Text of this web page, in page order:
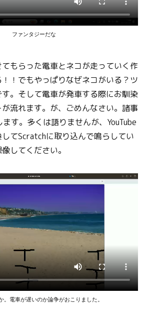
ファンタジーだな
もらった電車とネコが走っていく作
！でもやっぱりなぜネコがいる？ツ
。そして電車が発車する際にお馴染
流れます。が、ごめんなさい。諸事
す。多くは語りませんが、YouTube
てScratchに取り込んで鳴らしてい
してください。
。電車が遅いのか論争がおこりました。